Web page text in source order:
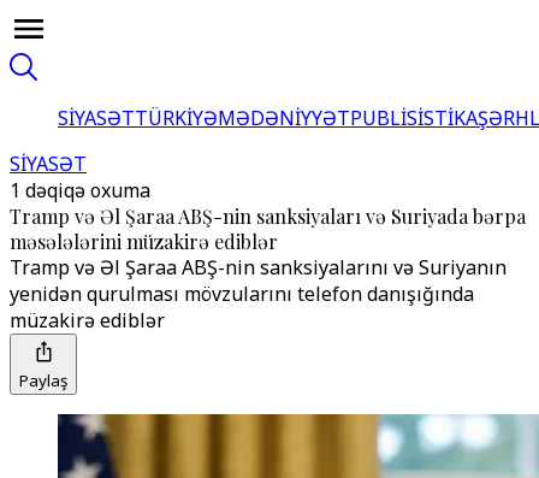
SİYASƏTTÜRKİYƏMƏDƏNİYYƏTPUBLİSİSTİKA
SİYASƏT
1 dəqiqə oxuma
Tramp və Əl Şaraa ABŞ-nin sanksiyaları və Suriyada bərpa
məsələlərini müzakirə ediblər
Tramp və Əl Şaraa ABŞ-nin sanksiyalarını və Suriyanın
yenidən qurulması mövzularını telefon danışığında
müzakirə ediblər
Paylaş